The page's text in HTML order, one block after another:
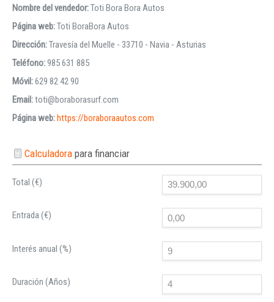
Nombre del vendedor:Toti Bora Bora Autos
Página web:Toti BoraBora Autos
Dirección:Travesía del Muelle - 33710 - Navia - Asturias
Teléfono:985 631 885
Móvil:629 82 42 90
Email:toti@boraborasurf.com
Página web:https://boraboraautos.com
Calculadorapara financiar
Total (€)
Entrada (€)
Interés anual (%)
Duración (Años)